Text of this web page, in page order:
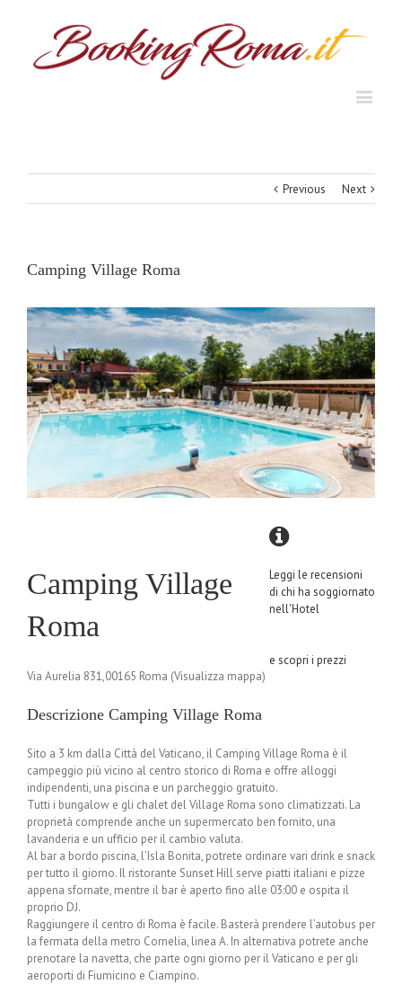
Previous Next
Camping Village Roma
View
Image
Leggi le recensioni
di chi ha soggiornato
nell'Hotel
e scopri i prezzi
Camping Village
Roma
Via Aurelia 831,00165 Roma (Visualizza mappa)
Descrizione Camping Village Roma
Sito a 3 km dalla Città del Vaticano, il Camping Village Roma è il
campeggio più vicino al centro storico di Roma e offre alloggi
indipendenti, una piscina e un parcheggio gratuito.
Tutti i bungalow e gli chalet del Village Roma sono climatizzati. La
proprietà comprende anche un supermercato ben fornito, una
lavanderia e un ufficio per il cambio valuta.
Al bar a bordo piscina, l’Isla Bonita, potrete ordinare vari drink e snack
per tutto il giorno. Il ristorante Sunset Hill serve piatti italiani e pizze
appena sfornate, mentre il bar è aperto fino alle 03:00 e ospita il
proprio DJ.
Raggiungere il centro di Roma è facile. Basterà prendere l’autobus per
la fermata della metro Cornelia, linea A. In alternativa potrete anche
prenotare la navetta, che parte ogni giorno per il Vaticano e per gli
aeroporti di Fiumicino e Ciampino.